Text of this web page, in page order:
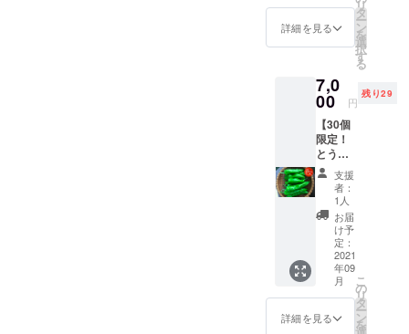
保存方
法） 冷
燥しな
いよう
に保存
袋や
ラップ
で密閉
し、野
菜室に
入れ
る。水
分は傷
みの原
因にな
るた
る。 冷
【生食
限定】
など ハ
ラペー
ニョ：
【生食
限定】
ピクル
スやサ
ルサ
ソース
など 保
存方
法） 冷
蔵保
存：乾
燥しな
に保存
角椒、
ハラ
定。 ・
1kgを想
種/発送
量/時期
は、生
育状況
によっ
て変動
しま
す。予
めご了
承くだ
さい。
調理方
法） プ
サジュ
の畑で
採れた
とうが
いもの
をチョ
イス
（写真
はイ
メージ
です）
プサ
ジュエ
ラ、プ
リック
チン
ダー、
ハバネ
ロなど
を想
定。 ・
合計1kg
詳細を見る
リ
タ
ー
ン
を
選
択
す
る
7,0
00 円
残り29
【30個
限定！
とうが
らしア
ジアン
1kgセッ
ト（辛
さレベ
ル：🌶
🌶）】
・十色
の畑で
採れた
とうが
らしの
支援
者：
1人
お届
け予
定：
2021
年09
月
詳細を見る
こ
の
リ
タ
ー
ン
を